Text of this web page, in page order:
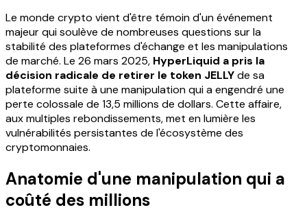
Le monde crypto vient d'être témoin d'un événement
majeur qui soulève de nombreuses questions sur la
stabilité des plateformes d'échange et les manipulations
de marché. Le 26 mars 2025, HyperLiquid a pris la
décision radicale de retirer le token JELLYde sa
plateforme suite à une manipulation qui a engendré une
perte colossale de 13,5 millions de dollars. Cette affaire,
aux multiples rebondissements, met en lumière les
vulnérabilités persistantes de l'écosystème des
cryptomonnaies.
Anatomie d'une manipulation qui a
coûté des millions